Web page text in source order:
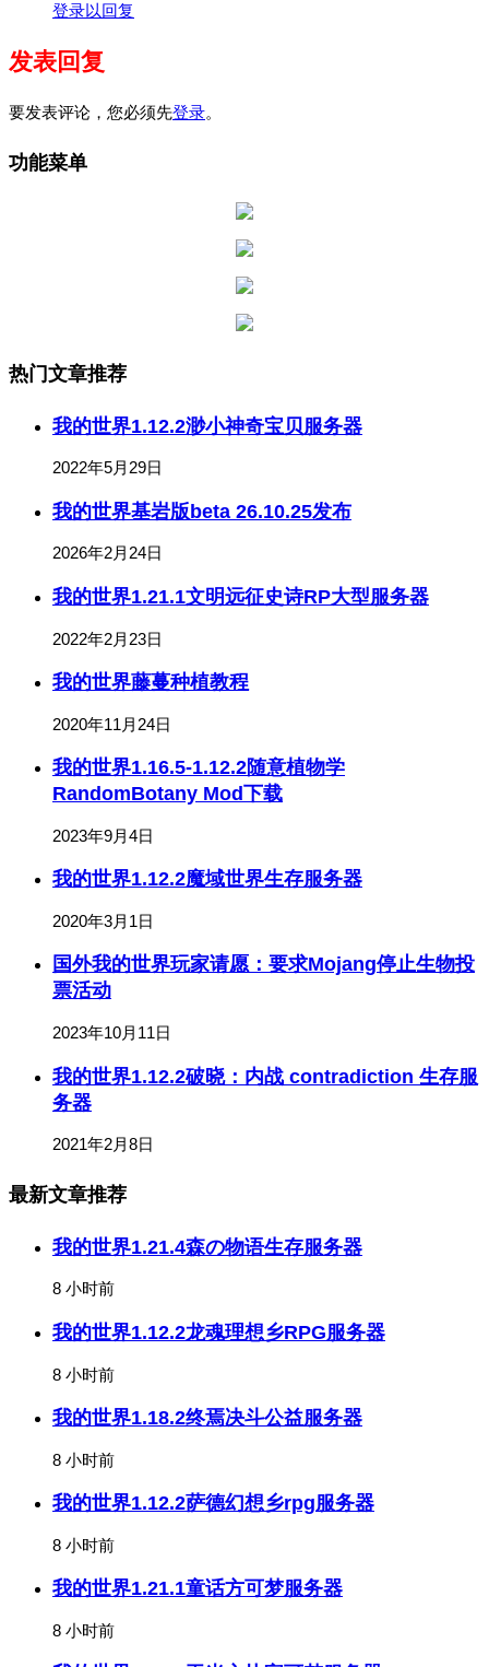
登录以回复
发表回复
要发表评论，您必须先登录。
功能菜单
热门文章推荐
我的世界1.12.2渺小神奇宝贝服务器
2022年5月29日
我的世界基岩版beta 26.10.25发布
2026年2月24日
我的世界1.21.1文明远征史诗RP大型服务器
2022年2月23日
我的世界藤蔓种植教程
2020年11月24日
我的世界1.16.5-1.12.2随意植物学
RandomBotany Mod下载
2023年9月4日
我的世界1.12.2魔域世界生存服务器
2020年3月1日
国外我的世界玩家请愿：要求Mojang停止生物投
票活动
2023年10月11日
我的世界1.12.2破晓：内战 contradiction 生存服
务器
2021年2月8日
最新文章推荐
我的世界1.21.4森の物语生存服务器
8 小时前
我的世界1.12.2龙魂理想乡RPG服务器
8 小时前
我的世界1.18.2终焉决斗公益服务器
8 小时前
我的世界1.12.2萨德幻想乡rpg服务器
8 小时前
我的世界1.21.1童话方可梦服务器
8 小时前